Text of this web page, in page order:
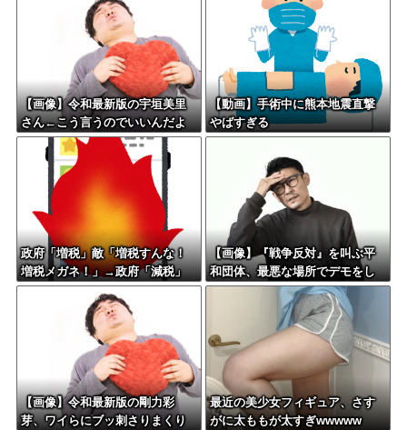
【画像】令和最新版の宇垣美里
さん←こう言うのでいいんだよ
が目一杯詰まってると話題にw w
w w w w w w w
【動画】手術中に熊本地震直撃
やばすぎる
政府「増税」敵「増税すんな！
増税メガネ！」→政府「減税」
敵「減税すんな！社会保障どう
【画像】『戦争反対』を叫ぶ平
和団体、最悪な場所でデモをし
てしまう
【画像】令和最新版の剛力彩
芽、ワイらにブッ刺さりまくり
最近の美少女フィギュア、さす
がに太ももが太すぎwwwww